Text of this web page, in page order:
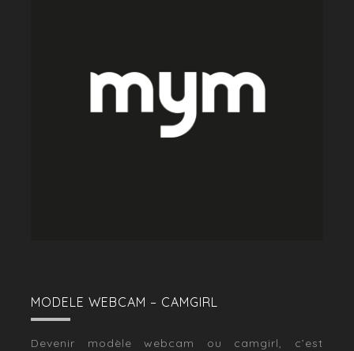
MODELE WEBCAM – CAMGIRL
Devenir modèle webcam ou camgirl, c’est